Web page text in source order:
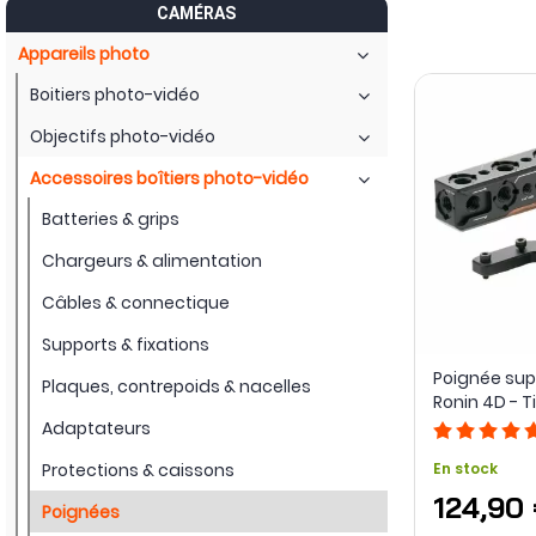
Certaines poignées intègrent également des fonctions de
poignée, notamment pour le vlog, les cages pour
dans des ensembles modulaires plus étendus.
Grips compacts, poignées universelles, modèles de
manipulation du matériel pendant la prise de vue.
CAMÉRAS
Appareils photo
Boitiers photo-vidéo
Objectifs photo-vidéo
Accessoires boîtiers photo-vidéo
Batteries & grips
Chargeurs & alimentation
Câbles & connectique
Supports & fixations
Plaques, contrepoids & nacelles
Adaptateurs
Protections & caissons
Poignées
Poignée
Ronin 4D -
En stock
124,90